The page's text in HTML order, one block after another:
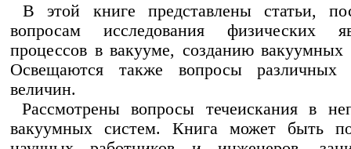
В этой книге представлены статьи,
вопросам исследования физических
процессов в вакууме, созданию вакуумных
Освещаются также вопросы различных
величин.
Рассмотрены вопросы течеискания в
вакуумных систем. Книга может быть